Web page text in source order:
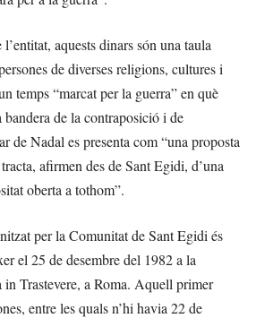
aquests dinars són una taula
de diverses religions, cultures i
temps “marcat per la guerra” en què
bandera de la contraposició i de
de Nadal es presenta com “una proposta
afirmen des de Sant Egidi, d’una
oberta a tothom”.
per la Comunitat de Sant Egidi és
el 25 de desembre del 1982 a la
Trastevere, a Roma. Aquell primer
entre les quals n’hi havia 22 de